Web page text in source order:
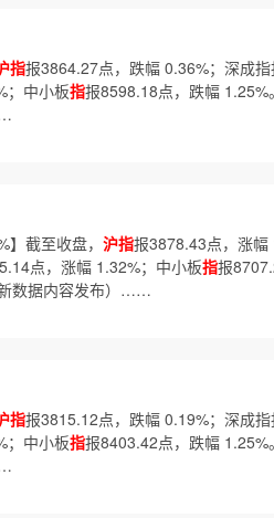
指报3864.27点，跌幅 0.36%；深成
；中小板指报8598.18点，跌幅
截至收盘， 沪指报3878.43点，涨幅
点，涨幅 1.32%；中小板指报
新数据内容发布）……
指报3815.12点，跌幅 0.19%；深成
；中小板指报8403.42点，跌幅